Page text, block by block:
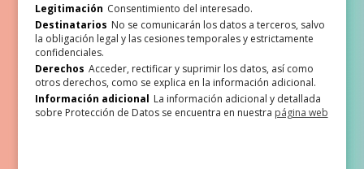
Legitimación Consentimiento del interesado.
Destinatarios No se comunicarán los datos a terceros, salvo
la obligación legal y las cesiones temporales y estrictamente
confidenciales.
Derechos Acceder, rectificar y suprimir los datos, así como
otros derechos, como se explica en la información adicional.
Información adicional La información adicional y detallada
sobre Protección de Datos se encuentra en nuestra página web